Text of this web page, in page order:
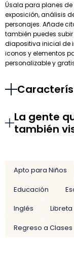
Úsala para planes
exposición, análisis
personajes. Añade
también puedes
diapositiva inicial de
iconos y elementos
personalizable y
La gente
también
Apto para Niños
Educación
Inglés
Libreta
Regreso a Clases